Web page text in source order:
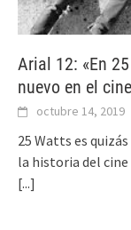
Arial 12: «En
nuevo en el
octubre 14, 2019
25 Watts es
la historia del cine
[...]